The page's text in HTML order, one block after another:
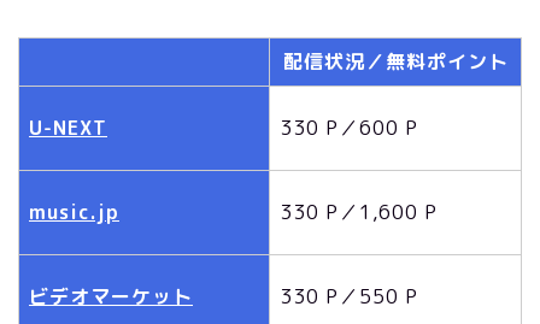
配信状況／無料ポイント
U-NEXT 330 P／600 P
music.jp 330 P／1,600 P
ビデオマーケット 330 P／550 P